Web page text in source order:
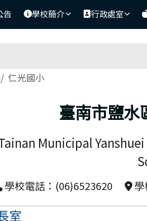
訊網
告 學校簡介 行政處室
容區域
仁光國小
臺南市鹽水
Municipal
學校電話：(06)6523620
室